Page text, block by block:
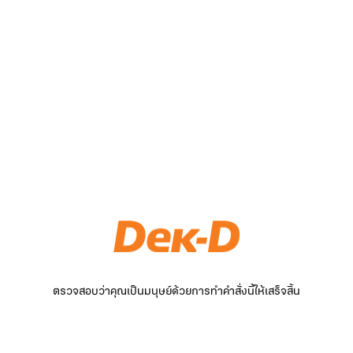
ตรวจสอบว่าคุณเป็นมนุษย์ด้วยการทำคำสั่งนี้ให้เสร็จสิ้น